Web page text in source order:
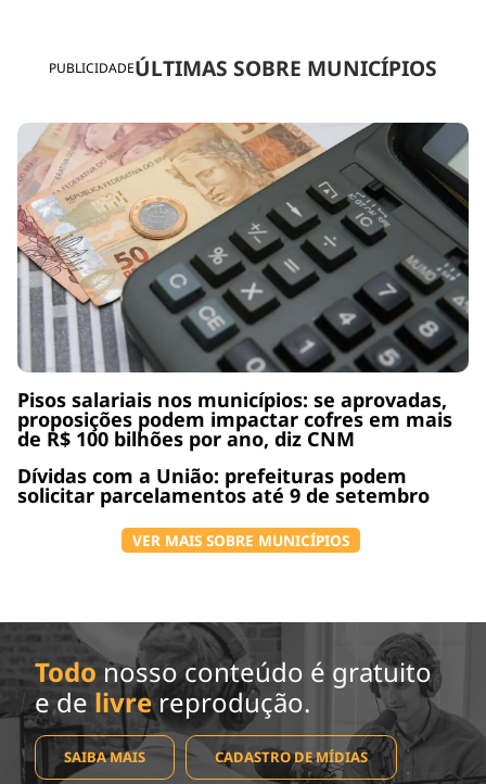
PUBLICIDADEÚLTIMAS SOBRE MUNICÍPIOS
Pisos salariais nos municípios: se aprovadas,
proposições podem impactar cofres em mais
de R$ 100 bilhões por ano, diz CNM
Dívidas com a União: prefeituras podem
solicitar parcelamentos até 9 de setembro
VER MAIS SOBRE MUNICÍPIOS
Todo nosso conteúdo é gratuito
e de livrereprodução.
SAIBA MAIS CADASTRO DE MÍDIAS